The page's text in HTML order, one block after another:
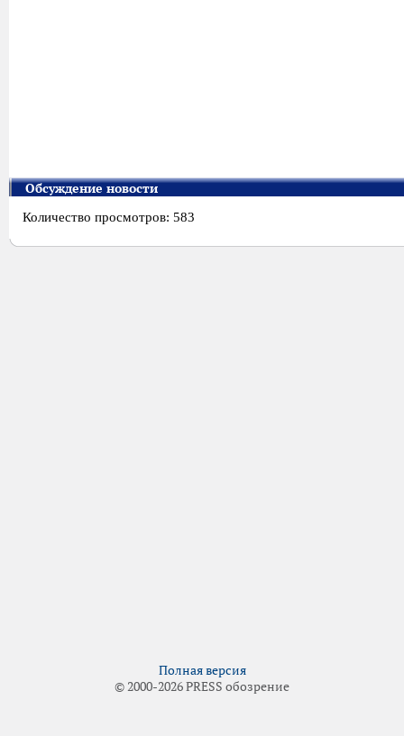
Обсуждение новости
Количество просмотров: 583
Полная версия
© 2000-2026 PRESS обозрение